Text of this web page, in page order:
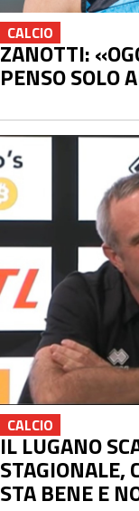
CALCIO
ZANOTTI:
PENSO SOLO
CALCIO
IL LUGANO
STAGIONALE,
STA BENE E